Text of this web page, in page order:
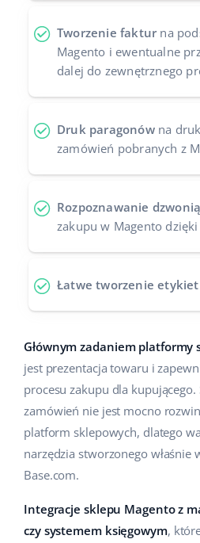
Tworzenie faktur na
Magento i ewentualne
dalej do zewnętrznego
Druk paragonówna
zamówień pobranych z
Rozpoznawanie
zakupu w Magento
Łatwe tworzenie etykiet
Głównym zadaniem
jest prezentacja towaru i
procesu zakupu dla kupującego.
zamówień nie jest mocno
platform sklepowych, dlatego
narzędzia stworzonego właśnie
Base.com.
Integracje sklepu Magento z
czy systemem księgowym,